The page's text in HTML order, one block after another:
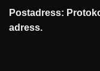
Postadress:
adress.